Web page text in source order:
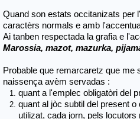
Quand son estats occitanizats per
caractèrs normals e amb
Ai tanben respectada la grafia e
Marossia, mazot, mazurka,
Probable que remarcaretz que
naissença avèm servadas :
quant a l'emplec obligatòri del
quant al jòc subtil del present
utilizat, cada jorn, pels locutors